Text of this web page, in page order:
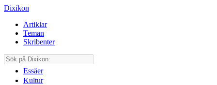
Dixikon
Artiklar
Teman
Skribenter
Essäer
Kultur